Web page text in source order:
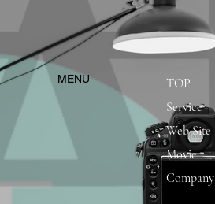
​MENU
TOP
Service
Web Site
Movie
Company